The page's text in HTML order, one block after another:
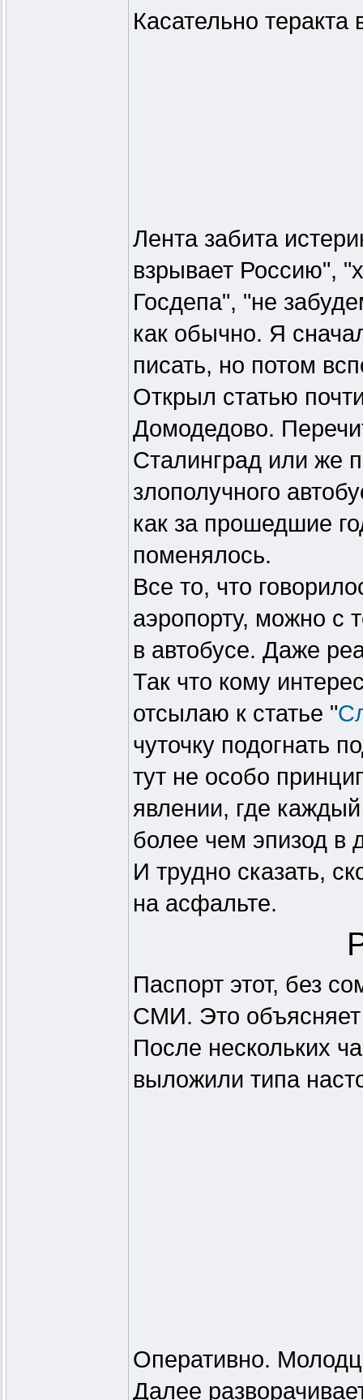
Касательно теракта
Лента забита
взрывает Россию",
Госдепа", "не
как обычно. Я
писать, но потом
Открыл статью
Домодедово.
Сталинград или же
злополучного
как за прошедшие
поменялось.
Все то, что
аэропорту, можно с
в автобусе. Даже
Так что кому
отсылаю к статье "
чуточку подогнать
тут не особо
явлении, где
более чем эпизод в
И трудно сказать,
на асфальте.
Паспорт этот, без
СМИ. Это объясняет
После нескольких
выложили типа
Оперативно.
Далее